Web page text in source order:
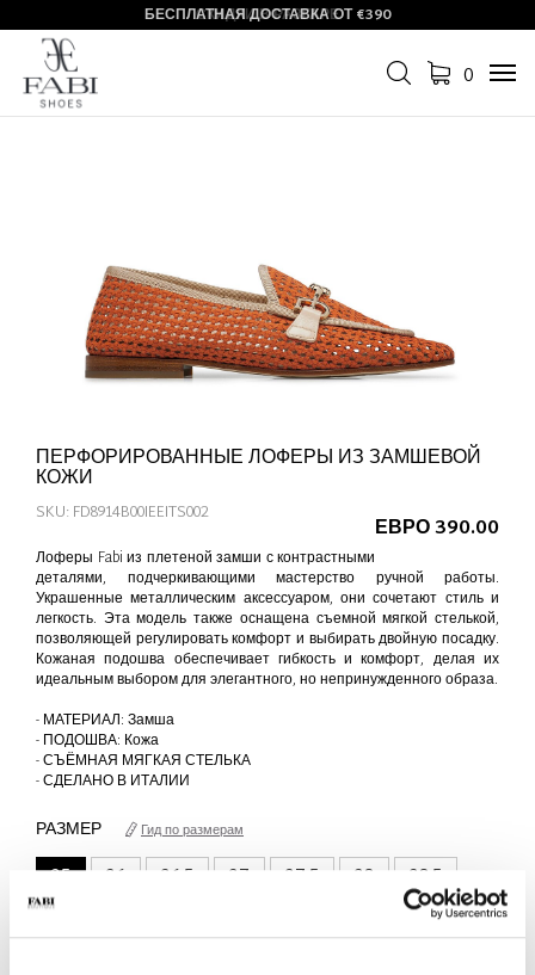
СКИДКИ В РАЗГАРЕ
БЕСПЛАТНАЯ ДОСТАВКА ОТ €390
0
ПЕРФОРИРОВАННЫЕ ЛОФЕРЫ ИЗ ЗАМШЕВОЙ
КОЖИ
ЕВРО 390.00
SKU: FD8914B00IEEITS002
Лоферы Fabi из плетеной замши с контрастными
деталями, подчеркивающими мастерство ручной работы.
Украшенные металлическим аксессуаром, они сочетают стиль и
легкость. Эта модель также оснащена съемной мягкой стелькой,
позволяющей регулировать комфорт и выбирать двойную посадку.
Кожаная подошва обеспечивает гибкость и комфорт, делая их
идеальным выбором для элегантного, но непринужденного образа.
- МАТЕРИАЛ: Замша
- ПОДОШВА: Кожа
- СЪЁМНАЯ МЯГКАЯ СТЕЛЬКА
- СДЕЛАНО В ИТАЛИИ
РАЗМЕР Гид по размерам
35 36 36.5 37 37.5 38
38.5